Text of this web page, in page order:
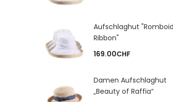
Aufschlaghut "Romboid
Ribbon"
169.00CHF
Damen Aufschlaghut
„Beauty of Raffia“